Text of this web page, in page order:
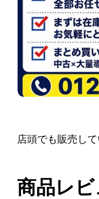
店頭でも販売し
商品レビ